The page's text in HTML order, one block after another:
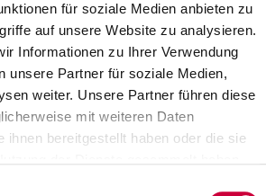
für soziale Medien anbieten zu
auf unsere Website zu analysieren.
Informationen zu Ihrer Verwendung
unsere Partner für soziale Medien,
weiter. Unsere Partner führen diese
mit weiteren Daten
ihnen bereitgestellt haben oder die sie